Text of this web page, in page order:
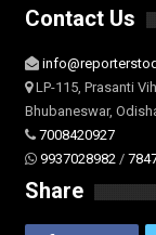
Contact Us
LP-115, Prasanti
Bhubaneswar,
7008420927
9937028982 /
Share